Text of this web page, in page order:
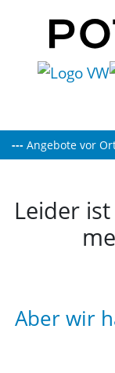
Heute bis 19:00
Leider
Aber wir